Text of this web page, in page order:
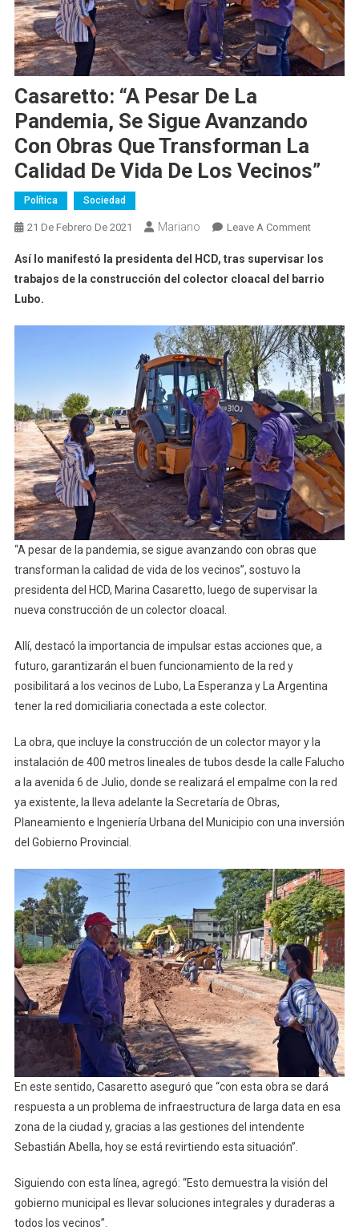
Casaretto: “A Pesar De La
Pandemia, Se Sigue Avanzando
Con Obras Que Transforman La
Calidad De Vida De Los Vecinos”
Política Sociedad
21 De Febrero De 2021 Mariano Leave A CommentOn
“A
Pesar
Pandemia,
Se
Sigue
Con
Obras
Que
La
Calidad
De
Vida
Vecinos”
Así lo manifestó la presidenta del HCD, tras supervisar los
trabajos de la construcción del colector cloacal del barrio
Lubo.
“A pesar de la pandemia, se sigue avanzando con obras que
transforman la calidad de vida de los vecinos”, sostuvo la
presidenta del HCD, Marina Casaretto, luego de supervisar la
nueva construcción de un colector cloacal.
Allí, destacó la importancia de impulsar estas acciones que, a
futuro, garantizarán el buen funcionamiento de la red y
posibilitará a los vecinos de Lubo, La Esperanza y La Argentina
tener la red domiciliaria conectada a este colector.
La obra, que incluye la construcción de un colector mayor y la
instalación de 400 metros lineales de tubos desde la calle Falucho
a la avenida 6 de Julio, donde se realizará el empalme con la red
ya existente, la lleva adelante la Secretaría de Obras,
Planeamiento e Ingeniería Urbana del Municipio con una inversión
del Gobierno Provincial.
En este sentido, Casaretto aseguró que “con esta obra se dará
respuesta a un problema de infraestructura de larga data en esa
zona de la ciudad y, gracias a las gestiones del intendente
Sebastián Abella, hoy se está revirtiendo esta situación”.
Siguiendo con esta línea, agregó: “Esto demuestra la visión del
gobierno municipal es llevar soluciones integrales y duraderas a
todos los vecinos”.